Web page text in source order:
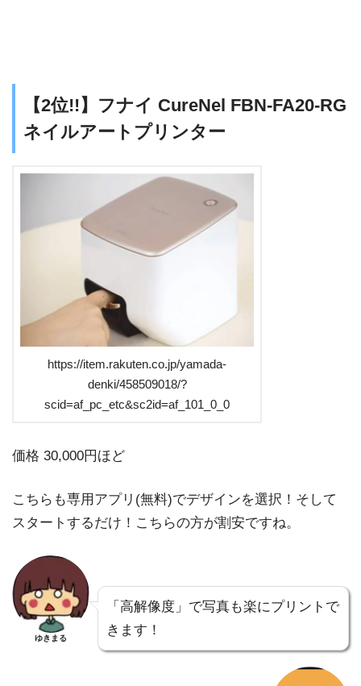
【2位!!】フナイ CureNel FBN-FA20-RG
ネイルアートプリンター
https://item.rakuten.co.jp/yamada-
denki/458509018/?
scid=af_pc_etc&sc2id=af_101_0_0
価格 30,000円ほど
こちらも専用アプリ(無料)でデザインを選択！そして
スタートするだけ！こちらの方が割安ですね。
ゆきまる
「高解像度」で写真も楽にプリントで
きます！